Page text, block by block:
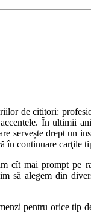
de cititori:
În ultimii
servește drept un
în continuare carţile
mai prompt pe
să alegem din
pentru orice tip